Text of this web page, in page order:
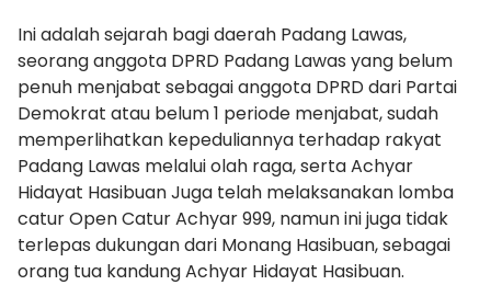
Ini adalah sejarah bagi daerah Padang Lawas,
seorang anggota DPRD Padang Lawas yang belum
penuh menjabat sebagai anggota DPRD dari Partai
Demokrat atau belum 1 periode menjabat, sudah
memperlihatkan kepeduliannya terhadap rakyat
Padang Lawas melalui olah raga, serta Achyar
Hidayat Hasibuan Juga telah melaksanakan lomba
catur Open Catur Achyar 999, namun ini juga tidak
terlepas dukungan dari Monang Hasibuan, sebagai
orang tua kandung Achyar Hidayat Hasibuan.